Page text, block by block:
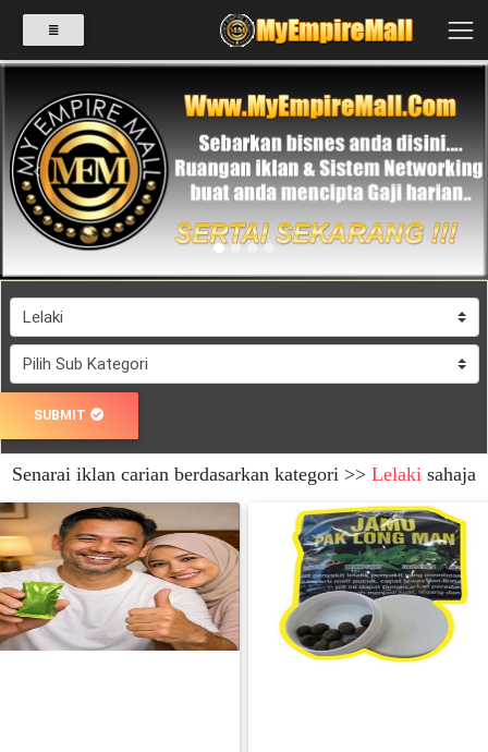
Previous Next
SUBMIT
Senarai iklan carian berdasarkan kategori >> Lelaki sahaja
SELECT
CATEGORY
PRODUK(0)
BABIES(0)
KESIHATAN(80)
PERNIAGAAN
RUNCIT(1)
FESYEN
WANITA(0)
KECANTIKAN(7)